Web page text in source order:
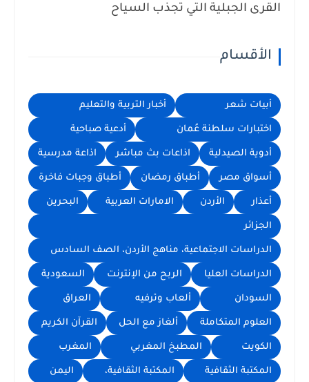
القرى الجبلية التي تجذب السياح
الأقسام
أبيات شعر أخبار التربية والتعليم
اختبارات سلطنة عُمان أدعية صباحية
أدوية الصيدلية اذاعات بث مباشر اذاعة مدرسية
أسواق مصر أطباق رمضان أطباق وجبات فاخرة
أعذار الأردن الامارات العربية البحرين
الجزائر
الدراسات الاجتماعية، مناهج الأردن، الصف السادس
الدراسات العليا الربح من الإنترنت السعودية
السودان ألعاب وترفيه العراق
العلوم المتكاملة ألغاز مع الحل القرآن الكريم
الكويت المطبخ المغربي المغرب
المكتبة الثقافية المكتبة الثقافية، اليمن